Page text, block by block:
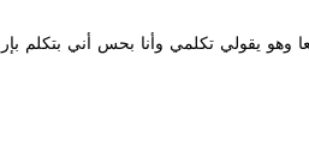
يقولي تكلمي وأنا بحس أني بتكلم